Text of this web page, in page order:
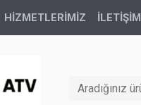
HİZMETLERİMİZ İLETIŞIM